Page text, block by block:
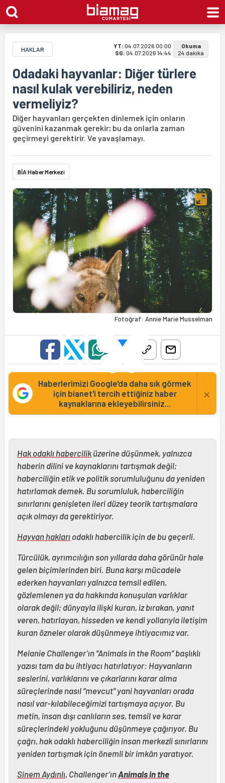
HAKLAR YT: 04.07.2026 00:00
SG: 04.07.2026 14:44
Okuma
24 dakika
Odadaki hayvanlar: Diğer türlere
nasıl kulak verebiliriz, neden
vermeliyiz?
Diğer hayvanları gerçekten dinlemek için onların
güvenini kazanmak gerekir; bu da onlarla zaman
geçirmeyi gerektirir. Ve yavaşlamayı.
BİA Haber Merkezi
Fotoğraf: Annie Marie Musselman
Haberlerimizi Google'da daha sık görmek
için bianet'i tercih ettiğiniz haber
kaynaklarına ekleyebilirsiniz...
×
Hak odaklı haberciliküzerine düşünmek, yalnızca
haberin dilini ve kaynaklarını tartışmak değil;
haberciliğin etik ve politik sorumluluğunu da yeniden
hatırlamak demek. Bu sorumluluk, haberciliğin
sınırlarını genişleten ileri düzey teorik tartışmalara
açık olmayı da gerektiriyor.
Hayvan hakları odaklı habercilik için de bu geçerli.
Türcülük, ayrımcılığın son yıllarda daha görünür hale
gelen biçimlerinden biri. Buna karşı mücadele
ederken hayvanları yalnızca temsil edilen,
gözlemlenen ya da hakkında konuşulan varlıklar
olarak değil; dünyayla ilişki kuran, iz bırakan, yanıt
veren, hatırlayan, hisseden ve kendi yollarıyla iletişim
kuran özneler olarak düşünmeye ihtiyacımız var.
Melanie Challenger’ın “Animals in the Room” başlıklı
yazısı tam da bu ihtiyacı hatırlatıyor: Hayvanların
seslerini, varlıklarını ve çıkarlarını karar alma
süreçlerinde nasıl “mevcut” yani hayvanları orada
nasıl var-kılabileceğimizi tartışmaya açıyor. Bu
metin, insan dışı canlıların ses, temsil ve karar
süreçlerindeki yokluğunu düşünmeye çağırıyor. Bu
çağrı, hak odaklı haberciliğin insan merkezli sınırlarını
yeniden tartışmak için önemli bir imkân yaratıyor.
Sinem Aydınlı, Challenger’ın Animals in the